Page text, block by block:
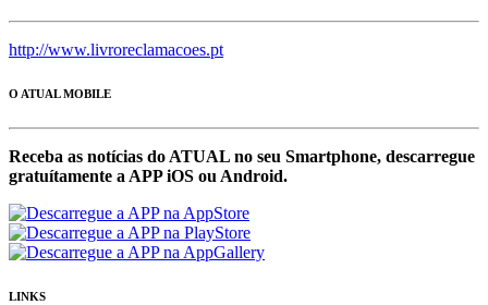
http://www.livroreclamacoes.pt
O ATUAL MOBILE
Receba as notícias do ATUAL no seu Smartphone, descarregue
gratuítamente a APP iOS ou Android.
LINKS